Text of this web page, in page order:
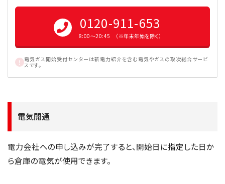
0120-911-653
8:00〜20:45 （※年末年始を除く）
電気ガス開始受付センターは新電力紹介を含む電気やガスの取次総合サービ
スです。
電気開通
電力会社への申し込みが完了すると、開始日に指定した日か
ら倉庫の電気が使用できます。